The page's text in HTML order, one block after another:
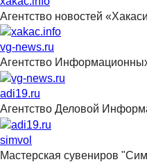
Агентство новостей
vg-news.ru
Агентство
adi19.ru
Агентство Деловой
simvol
Мастерская сувениров